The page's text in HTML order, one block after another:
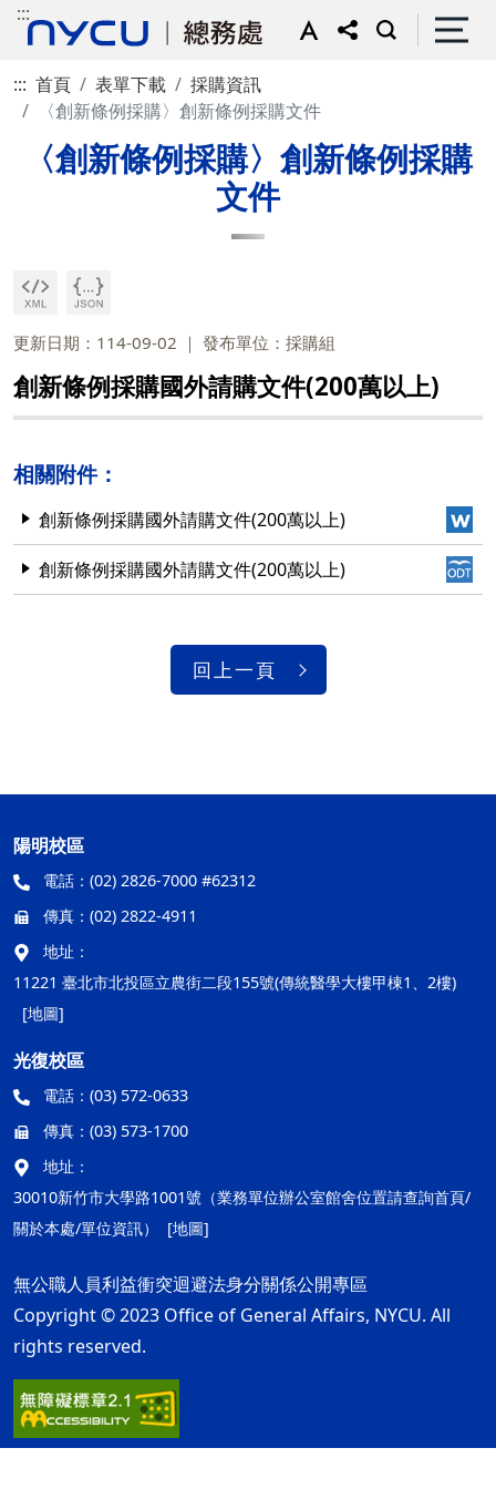
:::
::: 首頁 表單下載
採購資訊
〈創新條例採購〉創新條例採購文件
〈創新條例採購〉創新條例採購
文件
更新日期：114-09-02 發布單位：採購組
創新條例採購國外請購文件(200萬以上)
相關附件：
創新條例採購國外請購文件(200萬以上)
創新條例採購國外請購文件(200萬以上)
回上一頁
陽明校區
電話： (02) 2826-7000 #62312
傳真： (02) 2822-4911
地址：
11221 臺北市北投區立農街二段155號(傳統醫學大樓甲棟1、2樓)
[地圖]
光復校區
電話： (03) 572-0633
傳真： (03) 573-1700
地址：
30010新竹市大學路1001號（業務單位辦公室館舍位置請查詢首頁/
關於本處/單位資訊）
[地圖]
無公職人員利益衝突迴避法身分關係公開專區
Copyright © 2023 Office of General Affairs, NYCU. All
rights reserved.